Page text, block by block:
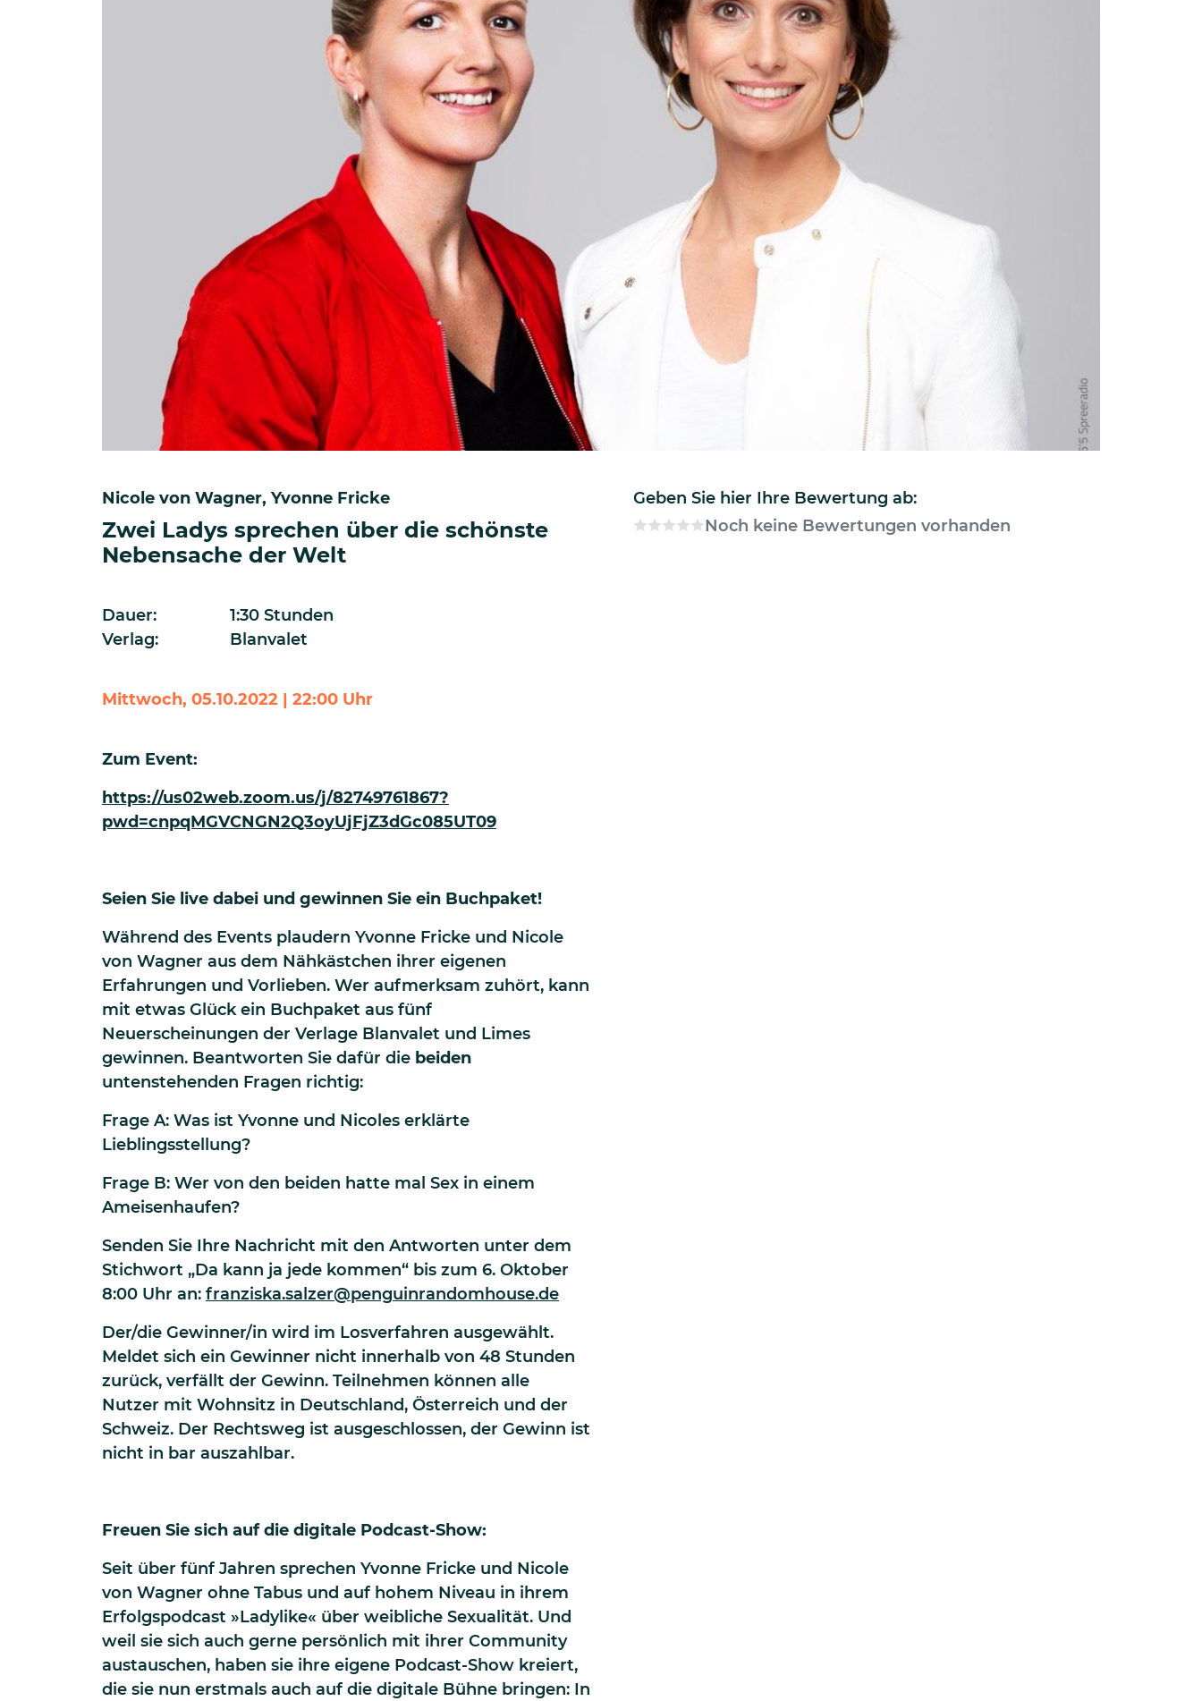
Geben Sie hier Ihre Bewertung ab:
Noch keine Bewertungen vorhanden
Nicole von Wagner Yvonne Fricke
Zwei Ladys sprechen über die schönste
Nebensache der Welt
Dauer:
1:30 Stunden
Verlag:
Blanvalet
Mittwoch, 05.10.2022 | 22:00 Uhr
Zum Event:
https://us02web.zoom.us/j/82749761867?
pwd=cnpqMGVCNGN2Q3oyUjFjZ3dGc085UT09
Seien Sie live dabei und gewinnen Sie ein Buchpaket!
Während des Events plaudern Yvonne Fricke und Nicole
von Wagner aus dem Nähkästchen ihrer eigenen
Erfahrungen und Vorlieben. Wer aufmerksam zuhört, kann
mit etwas Glück ein Buchpaket aus fünf
Neuerscheinungen der Verlage Blanvalet und Limes
gewinnen. Beantworten Sie dafür die beiden
untenstehenden Fragen richtig:
Frage A: Was ist Yvonne und Nicoles erklärte
Lieblingsstellung?
Frage B: Wer von den beiden hatte mal Sex in einem
Ameisenhaufen?
Senden Sie Ihre Nachricht mit den Antworten unter dem
Stichwort „Da kann ja jede kommen“ bis zum 6. Oktober
8:00 Uhr an: franziska.salzer@penguinrandomhouse.de
Der/die Gewinner/in wird im Losverfahren ausgewählt.
Meldet sich ein Gewinner nicht innerhalb von 48 Stunden
zurück, verfällt der Gewinn. Teilnehmen können alle
Nutzer mit Wohnsitz in Deutschland, Österreich und der
Schweiz. Der Rechtsweg ist ausgeschlossen, der Gewinn ist
nicht in bar auszahlbar.
Freuen Sie sich auf die digitale Podcast-Show:
Seit über fünf Jahren sprechen Yvonne Fricke und Nicole
von Wagner ohne Tabus und auf hohem Niveau in ihrem
Erfolgspodcast »Ladylike« über weibliche Sexualität. Und
weil sie sich auch gerne persönlich mit ihrer Community
austauschen, haben sie ihre eigene Podcast-Show kreiert,
die sie nun erstmals auch auf die digitale Bühne bringen: In